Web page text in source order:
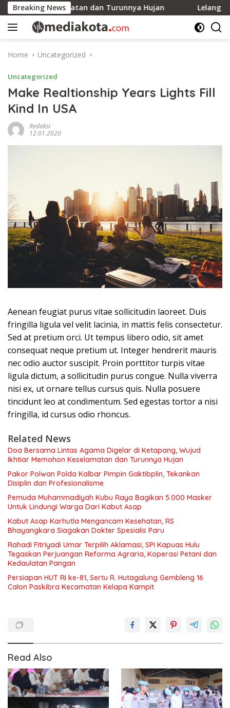
Skip
to
content
Breaking News
Keselamatan dan Turunnya Hujan Lelang Serentak
Home Uncategorized
Uncategorized
Make Realtionship Years Lights Fill
Kind In USA
Redaksi
12.01.2020
Aenean feugiat purus vitae sollicitudin laoreet. Duis
fringilla ligula vel velit lacinia, in mattis felis consectetur.
Sed at pretium orci. Ut tempus libero odio, sit amet
consequat neque pretium ut. Integer hendrerit mauris
nec odio auctor suscipit. Proin porttitor turpis vitae
ligula dictum, a sollicitudin purus congue. Nulla viverra
nisi ex, ut ornare tellus cursus quis. Nulla posuere
tincidunt leo at condimentum. Sed egestas tortor a nisi
fringilla, id cursus odio rhoncus.
Related News
Doa Bersama Lintas Agama Digelar di Ketapang, Wujud
Ikhtiar Memohon Keselamatan dan Turunnya Hujan
Pakor Polwan Polda Kalbar Pimpin Gaktibplin, Tekankan
Disiplin dan Profesionalisme
Pemuda Muhammadiyah Kubu Raya Bagikan 5.000 Masker
Untuk Lindungi Warga Dari Kabut Asap
Kabut Asap Karhutla Mengancam Kesehatan, RS
Bhayangkara Siagakan Dokter Spesialis Paru
Rahadi Fitriyadi Umar Terpilih Aklamasi, SPI Kapuas Hulu
Tegaskan Perjuangan Reforma Agraria, Koperasi Petani dan
Kedaulatan Pangan
Persiapan HUT RI ke-81, Sertu R. Hutagalung Gembleng 16
Calon Paskibra Kecamatan Kelapa Kampit
Read Also